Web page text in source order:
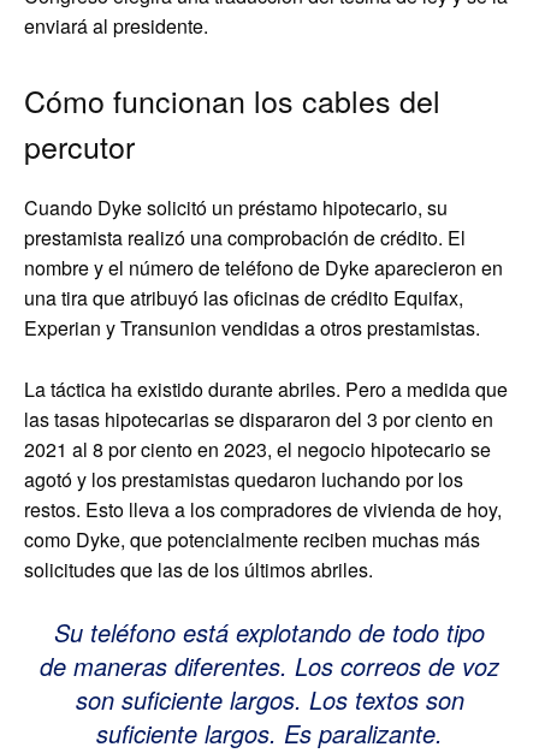
enviará al presidente.
Cómo funcionan los cables del
percutor
Cuando Dyke solicitó un préstamo hipotecario, su
prestamista realizó una comprobación de crédito. El
nombre y el número de teléfono de Dyke aparecieron en
una tira que atribuyó las oficinas de crédito Equifax,
Experian y Transunion vendidas a otros prestamistas.
La táctica ha existido durante abriles. Pero a medida que
las tasas hipotecarias se dispararon del 3 por ciento en
2021 al 8 por ciento en 2023, el negocio hipotecario se
agotó y los prestamistas quedaron luchando por los
restos. Esto lleva a los compradores de vivienda de hoy,
como Dyke, que potencialmente reciben muchas más
solicitudes que las de los últimos abriles.
Su teléfono está explotando de todo tipo
de maneras diferentes. Los correos de voz
son suficiente largos. Los textos son
suficiente largos. Es paralizante.